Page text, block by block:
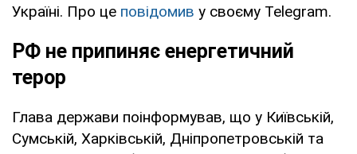
Україні. Про це повідомив у своєму Telegram.
РФ не припиняє енергетичний
терор
Глава держави поінформував, що у Київській,
Сумській, Харківській, Дніпропетровській та